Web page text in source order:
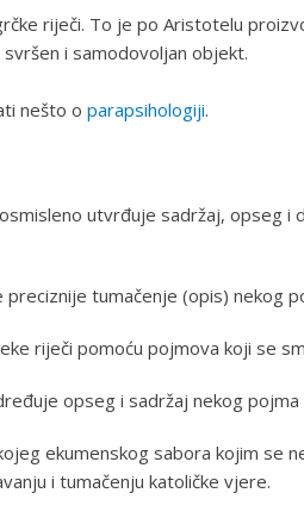
riječi. To je po Aristotelu
i samodovoljan objekt.
nešto o parapsihologiji.
utvrđuje sadržaj, opseg i
tumačenje (opis) nekog
riječi pomoću pojmova koji se
opseg i sadržaj nekog
ekumenskog sabora kojim se
i tumačenju katoličke vjere.